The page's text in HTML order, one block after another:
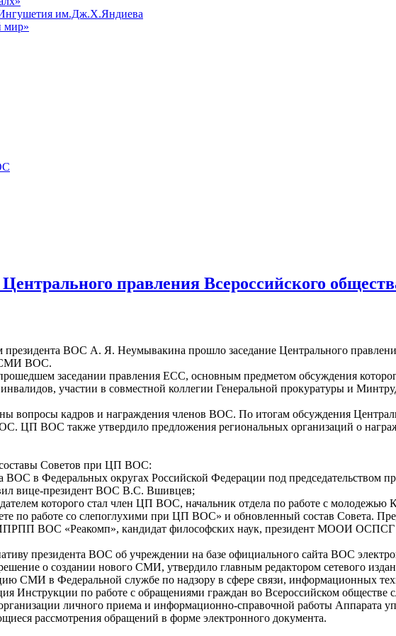
им.Дж.Х.Яндиева
мир»
Центрального правления Всероссийского
президента ВОС А. Я. Неумывакина прошло заседание Центрального
СМИ ВОС.
заседании правления ЕСС, основным предметом обсуждения
участии в совместной коллегии Генеральной прокуратуры и
вопросы кадров и награждения членов ВОС. По итогам обсуждения
ЦП ВОС также утвердило предложения региональных организаций о
составы Советов при ЦП ВОС:
ВОС в Федеральных округах Российской Федерации под председательством
вице-президент ВОС В.С. Вшивцев;
которого стал член ЦП ВОС, начальник отдела по работе с
по работе со слепоглухими при ЦП ВОС» и обновленный состав Совета.
ИПРПП ВОС «Реакомп», кандидат философских наук, президент МООИ
президента ВОС об учреждении на базе официального сайта ВОС
о создании нового СМИ, утвердило главным редактором сетевого
СМИ в Федеральной службе по надзору в сфере связи, информационных
Инструкции по работе с обращениями граждан во Всероссийском обществе
личного приема и информационно-справочной работы Аппарата
рассмотрения обращений в форме электронного документа.